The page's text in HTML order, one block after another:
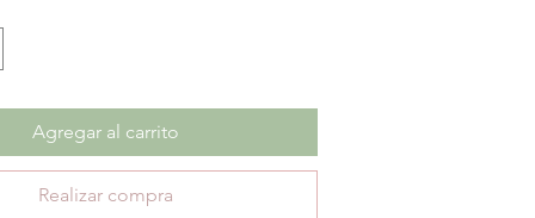
Agregar al carrito
Realizar compra